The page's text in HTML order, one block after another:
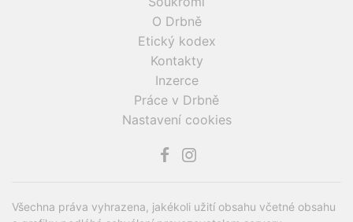
O Drbně
Etický kodex
Kontakty
Inzerce
Práce v Drbně
Nastavení cookies
Všechna práva vyhrazena, jakékoli užití obsahu včetné obsahu